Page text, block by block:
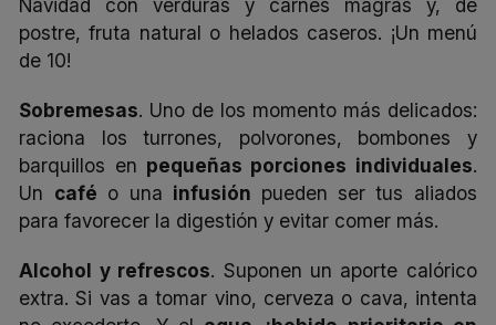
Navidad con verduras y carnes magras y, de
postre, fruta natural o helados caseros. ¡Un menú
de 10!
Sobremesas. Uno de los momento más delicados:
raciona los turrones, polvorones, bombones y
barquillos en pequeñas porciones individuales.
Un café o una infusión pueden ser tus aliados
para favorecer la digestión y evitar comer más.
Alcohol y refrescos. Suponen un aporte calórico
extra. Si vas a tomar vino, cerveza o cava, intenta